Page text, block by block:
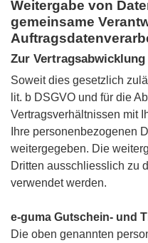
Weitergabe von
gemeinsame
Zur Vertragsabwicklung
Soweit dies gesetzlich
lit. b DSGVO und für die
Vertragsverhältnissen mit
Ihre personenbezogenen
weitergegeben. Die
Dritten ausschliesslich zu
verwendet werden.
e-guma Gutschein- und
Die oben genannten